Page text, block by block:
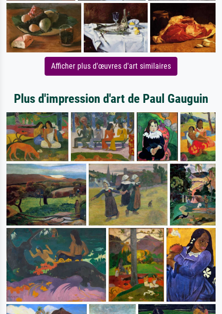
Afficher plus d'œuvres d'art similaires
Plus d'impression d'art de Paul Gauguin